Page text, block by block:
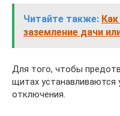
Читайте также:
заземление дачи
Для того, чтобы
щитах устанавливаются
отключения.